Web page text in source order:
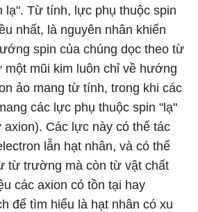
lạ". Từ tính, lực phụ thuộc spin
nhất, là nguyên nhân khiến
spin của chúng dọc theo từ
mũi kim luôn chỉ về hướng
ảo mang từ tính, trong khi các
các lực phụ thuộc spin "lạ"
axion). Các lực này có thể tác
lẫn hạt nhân, và có thể
từ trường mà còn từ vật chất
các axion có tồn tại hay
để tìm hiểu là hạt nhân có xu